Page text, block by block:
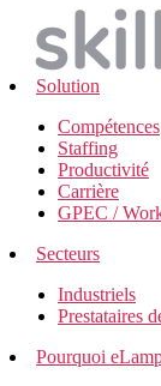
Solution
Compétences
Staffing
Productivité
Carrière
GPEC /
Secteurs
Industriels
Prestataires
Pourquoi